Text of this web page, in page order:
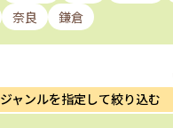
奈良 鎌倉
ジャンルを指定して絞り込む